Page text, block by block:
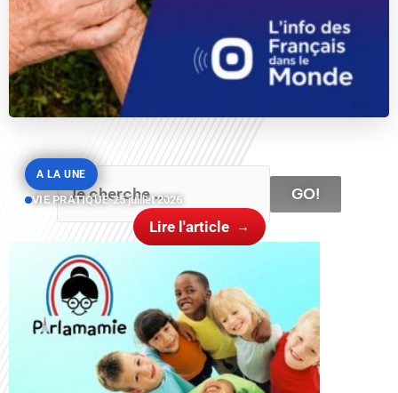
A LA UNE
VIE PRATIQUE•25 juillet 2026
Lire l'article
GO!